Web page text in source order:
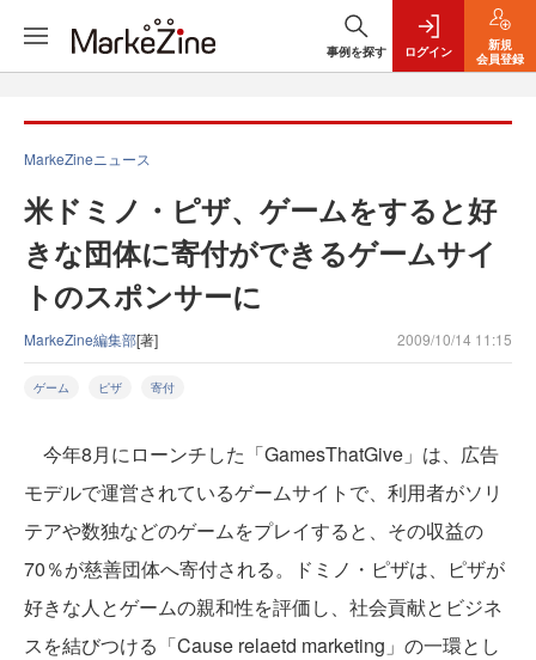
事例を探す ログイン
新規
会員登録
MarkeZineニュース
米ドミノ・ピザ、ゲームをすると好
きな団体に寄付ができるゲームサイ
トのスポンサーに
MarkeZine編集部[著] 2009/10/14 11:15
ゲーム ピザ 寄付
今年8月にローンチした「GamesThatGive」は、広告
モデルで運営されているゲームサイトで、利用者がソリ
テアや数独などのゲームをプレイすると、その収益の
70％が慈善団体へ寄付される。ドミノ・ピザは、ピザが
好きな人とゲームの親和性を評価し、社会貢献とビジネ
スを結びつける「Cause relaetd marketing」の一環とし